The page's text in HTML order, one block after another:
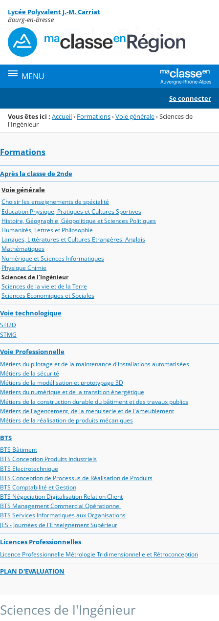
Menu de la rubrique
Contenu
Lycée Polyvalent J.-M. Carriat
Bourg-en-Bresse
MENU
Se connecter
Vous êtes ici : Accueil› Formations›Voie générale›Sciences de
l'Ingénieur
Formations
Après la classe de 2nde
Voie générale
Choisir les enseignements de spécialité
Education Physique, Pratiques et Cultures Sportives
Histoire, Géographie, Géopolitique et Sciences Politiques
Humanités, Lettres et Philosophie
Langues, Littératures et Cultures Etrangères: Anglais
Mathématiques
Numérique et Sciences Informatiques
Physique Chimie
Sciences de l'Ingénieur
Sciences de la vie et de la Terre
Sciences Economiques et Sociales
Voie technologique
STI2D
STMG
Voie Professionnelle
Métiers du pilotage et de la maintenance d'installations automatisées
Métiers de la sécurité
Métiers de la modélisation et prototypage 3D
Métiers du numérique et de la transition énergétique
Métiers de la construction durable du bâtiment et des travaux publics
Métiers de l'agencement, de la menuiserie et de l'ameublement
Métiers de la réalisation de produits mécaniques
BTS
BTS Bâtiment
BTS Conception Produits Industriels
BTS Electrotechnique
BTS Conception de Processus de Réalisation de Produits
BTS Comptabilité et Gestion
BTS Négociation Digitalisation Relation Client
BTS Management Commercial Opérationnel
BTS Services Informatiques aux Organisations
JES - Journées de l'Enseignement Supérieur
Licences Professionnelles
Licence Professionnelle Métrologie Tridimensionnelle et Rétroconception
PLAN D'EVALUATION
Sciences de l'Ingénieur